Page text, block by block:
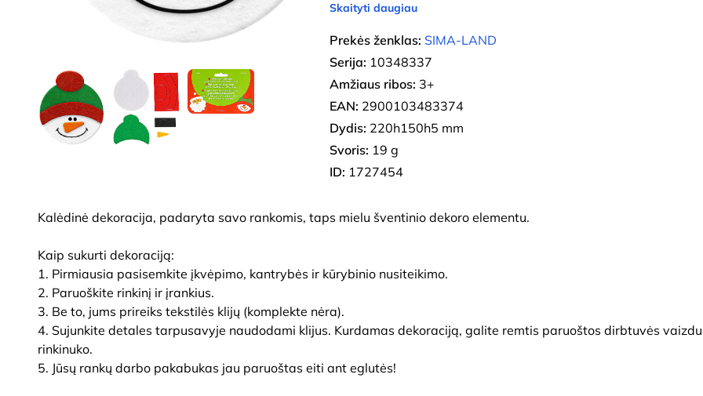
Skaityti daugiau
Prekės ženklas: SIMA-LAND
Serija: 10348337
Amžiaus ribos: 3+
EAN: 2900103483374
Dydis: 220h150h5 mm
Svoris: 19 g
ID: 1727454
Kalėdinė dekoracija, padaryta savo rankomis, taps mielu šventinio dekoro elementu.
Kaip sukurti dekoraciją:
1. Pirmiausia pasisemkite įkvėpimo, kantrybės ir kūrybinio nusiteikimo.
2. Paruoškite rinkinį ir įrankius.
3. Be to, jums prireiks tekstilės klijų (komplekte nėra).
4. Sujunkite detales tarpusavyje naudodami klijus. Kurdamas dekoraciją, galite remtis paruoštos dirbtuvės
rinkinuko.
5. Jūsų rankų darbo pakabukas jau paruoštas eiti ant eglutės!